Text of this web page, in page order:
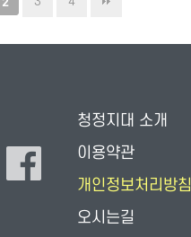
청정지대 소개
이용약관
개인정보처리방침
오시는길